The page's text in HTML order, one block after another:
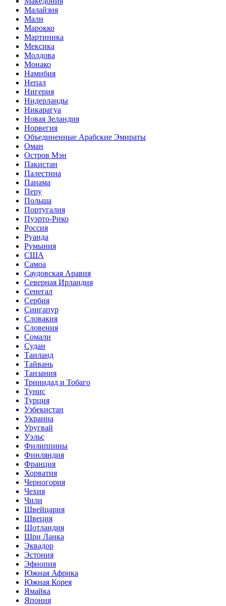
Малайзия
Мали
Марокко
Мартиника
Мексика
Молдова
Монако
Намибия
Непал
Нигерия
Нидерланды
Никарагуа
Новая Зеландия
Норвегия
Объединенные Арабские Эмираты
Оман
Остров Мэн
Пакистан
Палестина
Панама
Перу
Польша
Португалия
Пуэрто-Рико
Россия
Руанда
Румыния
США
Самоа
Саудовская Аравия
Северная Ирландия
Сенегал
Сербия
Сингапур
Словакия
Словения
Сомали
Судан
Таиланд
Тайвань
Танзания
Тринидад и Тобаго
Тунис
Турция
Узбекистан
Украина
Уругвай
Уэльс
Филиппины
Финляндия
Франция
Хорватия
Черногория
Чехия
Чили
Швейцария
Швеция
Шотландия
Шри Ланка
Эквадор
Эстония
Эфиопия
Южная Африка
Южная Корея
Ямайка
Япония